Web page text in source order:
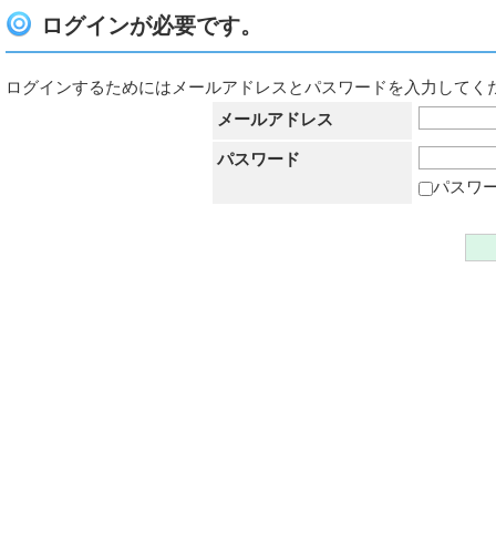
ログインが必要です。
ログインするためにはメールアドレスとパスワードを入力してく
メールアドレス
パスワード
パスワ